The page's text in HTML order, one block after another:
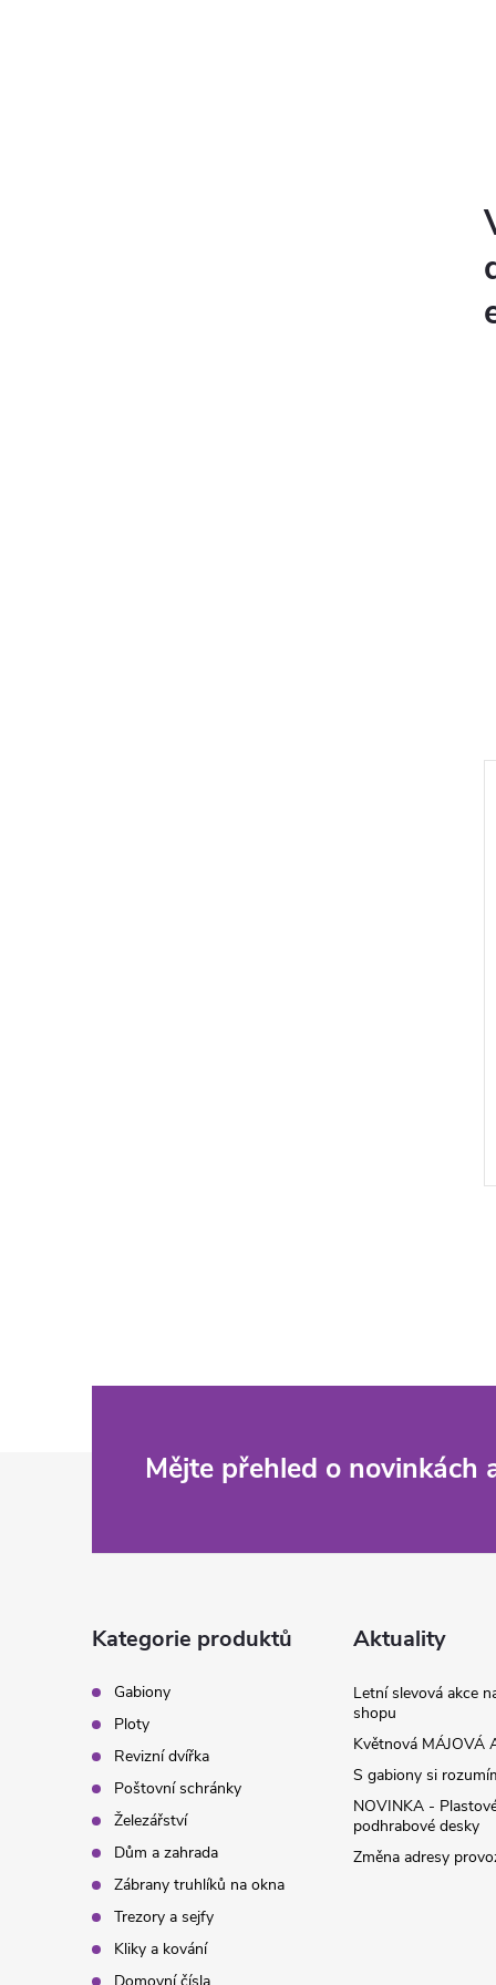
Mějte přehled o novinkách
Kategorie produktů
Gabiony
Ploty
Revizní dvířka
Poštovní schránky
Železářství
Dům a zahrada
Zábrany truhlíků na okna
Trezory a sejfy
Kliky a kování
Aktuality
Letní slevová akce
shopu
Květnová MÁJOVÁ
S gabiony si
NOVINKA -
podhrabové desky
Změna adresy